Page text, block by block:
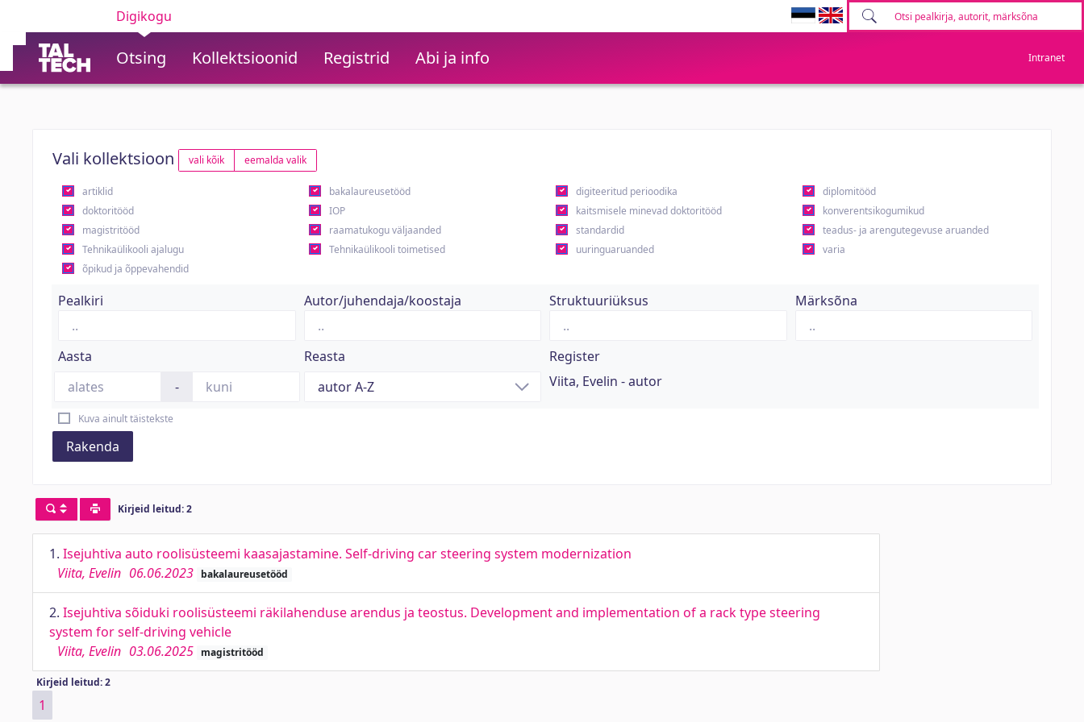
Digikogu
Otsing Kollektsioonid Registrid Abi ja info Intranet
Vali kollektsioon vali kõik eemalda valik
artiklid bakalaureusetööd digiteeritud perioodika
diplomitööd
doktoritööd
IOP kaitsmisele minevad doktoritööd
konverentsikogumikud
magistritööd
raamatukogu väljaanded standardid
teadus- ja arengutegevuse aruanded
Tehnikaülikooli ajalugu
Tehnikaülikooli toimetised uuringuaruanded
varia
õpikud ja õppevahendid
Pealkiri Autor/juhendaja/koostaja Struktuuriüksus Märksõna
Aasta
-
Reasta
Register
Viita, Evelin - autor
Kuva ainult täistekste
Rakenda
Kirjeid leitud: 2
1. Isejuhtiva auto roolisüsteemi kaasajastamine. Self-driving car steering system modernization
Viita, Evelin 06.06.2023 bakalaureusetööd
2. Isejuhtiva sõiduki roolisüsteemi räkilahenduse arendus ja teostus. Development and implementation of a rack type steering
system for self-driving vehicle
Viita, Evelin 03.06.2025 magistritööd
Kirjeid leitud: 2
1